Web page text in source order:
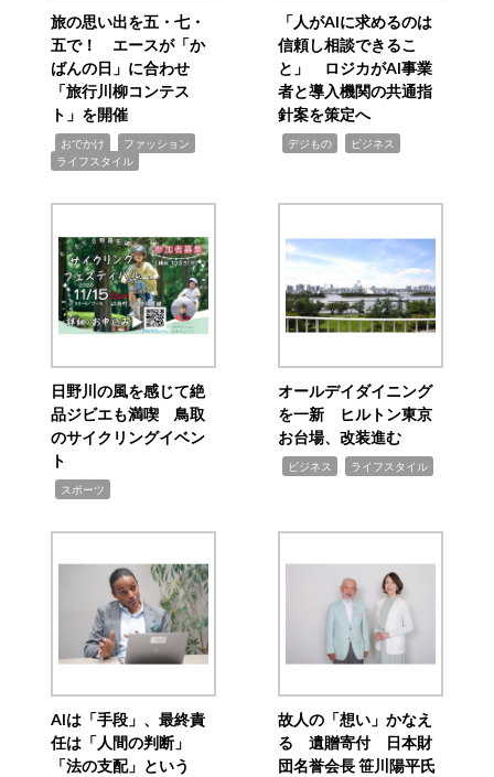
旅の思い出を五・七・
五で！ エースが「か
ばんの日」に合わせ
「旅行川柳コンテス
ト」を開催
おでかけ ファッション
ライフスタイル
「人がAIに求めるのは
信頼し相談できるこ
と」 ロジカがAI事業
者と導入機関の共通指
針案を策定へ
デジもの ビジネス
日野川の風を感じて絶
品ジビエも満喫 鳥取
のサイクリングイベン
ト
スポーツ
オールデイダイニング
を一新 ヒルトン東京
お台場、改装進む
ビジネス ライフスタイル
AIは「手段」、最終責
任は「人間の判断」
「法の支配」という
故人の「想い」かなえ
る 遺贈寄付 日本財
団名誉会長 笹川陽平氏